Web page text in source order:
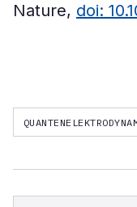
Nature, doi: